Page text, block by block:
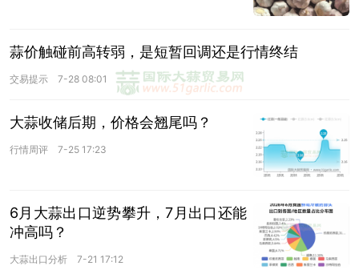
蒜价触碰前高转弱，是短暂回调还是行情终结
交易提示 7-28 08:01
大蒜收储后期，价格会翘尾吗？
行情周评 7-25 17:23
6月大蒜出口逆势攀升，7月出口还能
冲高吗？
大蒜出口分析 7-21 17:12